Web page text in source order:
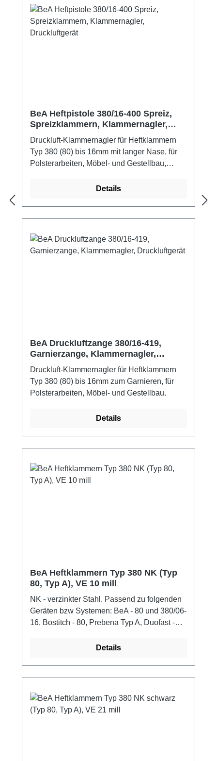
Wartungsfreundlichkeit.
BeA Heftpistole 380/16-400 Spreiz,
Spreizklammern, Klammernagler,
Druckluftgerät
Druckluft-Klammernagler für Heftklammern
Typ 380 (80) bis 16mm mit langer Nase, für
Polsterarbeiten, Möbel- und Gestellbau,
Montagebau, Tischlerei, Dekoration und
Spezialanwendung Spreizklammern
Details
BeA Druckluftzange 380/16-419,
Garnierzange, Klammernagler,
Druckluftgerät
Druckluft-Klammernagler für Heftklammern
Typ 380 (80) bis 16mm zum Garnieren, für
Polsterarbeiten, Möbel- und Gestellbau.
Details
BeA Heftklammern Typ 380 NK (Typ
80, Typ A), VE 10 mill
NK - verzinkter Stahl. Passend zu folgenden
Geräten bzw Systemen: BeA - 80 und 380/06-
16, Bostitch - 80, Prebena Typ A, Duofast -
Klammern K, Kihlberg - 680, Omer - 80,
Details